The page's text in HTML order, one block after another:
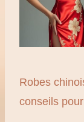
Robes
conseils